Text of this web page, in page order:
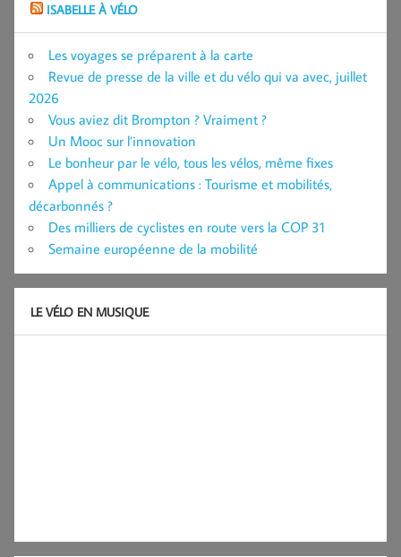
ISABELLE À VÉLO
Les voyages se préparent à la carte
Revue de presse de la ville et du vélo qui va avec, juillet
2026
Vous aviez dit Brompton ? Vraiment ?
Un Mooc sur l’innovation
Le bonheur par le vélo, tous les vélos, même fixes
Appel à communications : Tourisme et mobilités,
décarbonnés ?
Des milliers de cyclistes en route vers la COP 31
Semaine européenne de la mobilité
LE VÉLO EN MUSIQUE